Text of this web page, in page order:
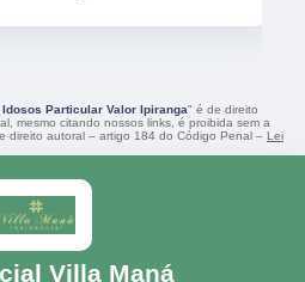
Particular Valor Ipiranga" é de direito
mesmo citando nossos links, é proibida sem a
direito autoral – artigo 184 do Código Penal – Lei
Villa Maná